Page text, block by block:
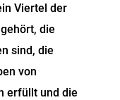
Viertel der
die
sind, die
von
erfüllt und die